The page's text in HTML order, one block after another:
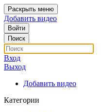
Раскрыть меню
Добавить видео
Войти
Поиск
Вход
Выход
Добавить видео
Категории